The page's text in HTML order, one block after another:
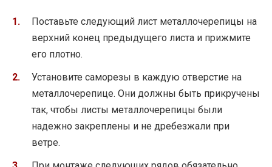
Поставьте следующий лист металлочерепицы на
верхний конец предыдущего листа и прижмите
его плотно.
Установите саморезы в каждую отверстие на
металлочерепице. Они должны быть прикручены
так, чтобы листы металлочерепицы были
надежно закреплены и не дребезжали при
ветре.